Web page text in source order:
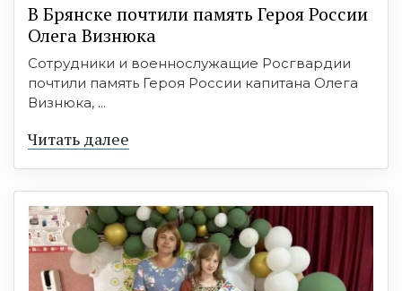
В Брянске почтили память Героя России
Олега Визнюка
Сотрудники и военнослужащие Росгвардии
почтили память Героя России капитана Олега
Визнюка, ...
Читать далее